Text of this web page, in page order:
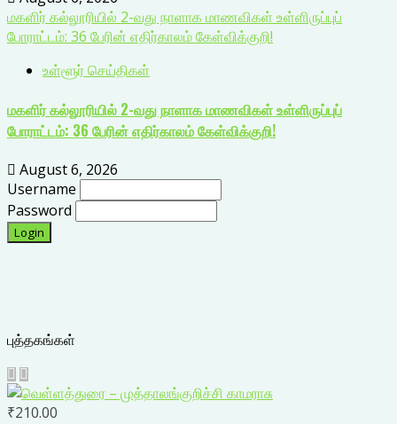
மகளிர் கல்லூரியில் 2-வது நாளாக மாணவிகள் உள்ளிருப்புப்
போராட்டம்: 36 பேரின் எதிர்காலம் கேள்விக்குறி!
உள்ளூர் செய்திகள்
மகளிர் கல்லூரியில் 2-வது நாளாக மாணவிகள் உள்ளிருப்புப்
போராட்டம்: 36 பேரின் எதிர்காலம் கேள்விக்குறி!
August 6, 2026
Username
Password
புத்தகங்கள்
₹210.00